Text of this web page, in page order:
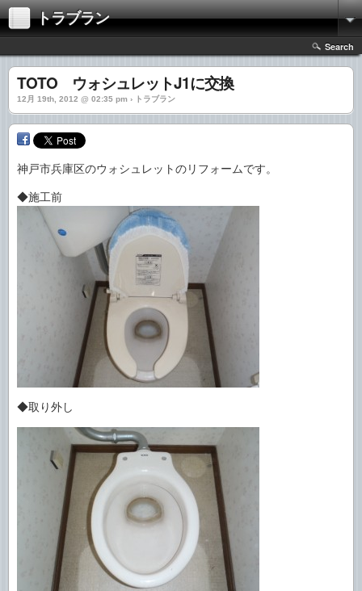
トラブラン
Search
TOTO ウォシュレットJ1に交換
12月 19th, 2012 @ 02:35 pm › トラブラン
神戸市兵庫区のウォシュレットのリフォームです。
◆施工前
◆取り外し